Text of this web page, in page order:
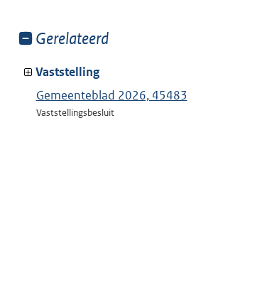
Toon
van:
Gerelateerd
Vaststelling
Gemeenteblad 2026, 45483
Vaststellingsbesluit